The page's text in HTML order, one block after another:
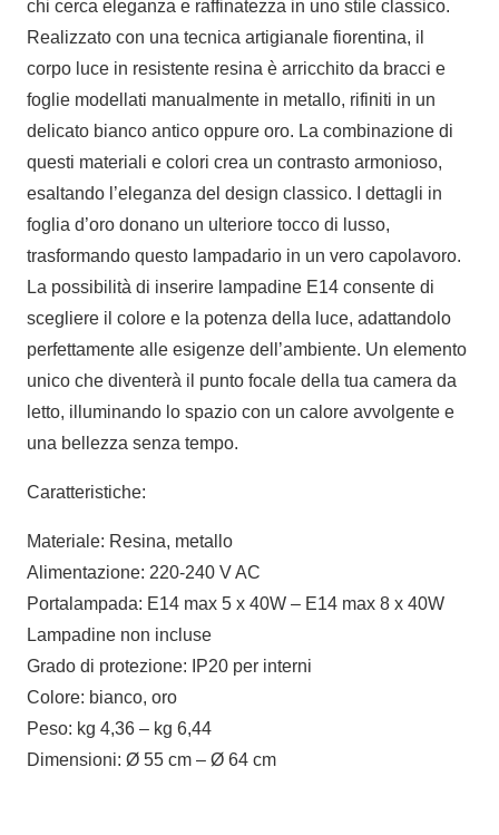
chi cerca eleganza e raffinatezza in uno stile classico.
Realizzato con una tecnica artigianale fiorentina, il
corpo luce in resistente resina è arricchito da bracci e
foglie modellati manualmente in metallo, rifiniti in un
delicato bianco antico oppure oro. La combinazione di
questi materiali e colori crea un contrasto armonioso,
esaltando l’eleganza del design classico. I dettagli in
foglia d’oro donano un ulteriore tocco di lusso,
trasformando questo lampadario in un vero capolavoro.
La possibilità di inserire lampadine E14 consente di
scegliere il colore e la potenza della luce, adattandolo
perfettamente alle esigenze dell’ambiente. Un elemento
unico che diventerà il punto focale della tua camera da
letto, illuminando lo spazio con un calore avvolgente e
una bellezza senza tempo.
Caratteristiche:
Materiale: Resina, metallo
Alimentazione: 220-240 V AC
Portalampada: E14 max 5 x 40W – E14 max 8 x 40W
Lampadine non incluse
Grado di protezione: IP20 per interni
Colore: bianco, oro
Peso: kg 4,36 – kg 6,44
Dimensioni: Ø 55 cm – Ø 64 cm